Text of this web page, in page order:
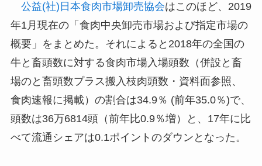
公益(社)日本食肉市場卸売協会はこのほど、2019
年1月現在の「食肉中央卸売市場および指定市場の
概要」をまとめた。それによると2018年の全国の
牛と畜頭数に対する食肉市場入場頭数（併設と畜
場のと畜頭数プラス搬入枝肉頭数・資料面参照、
食肉速報に掲載）の割合は34.9％ (前年35.0％)で、
頭数は36万6814頭（前年比0.9％増）と、17年に比
べて流通シェアは0.1ポイントのダウンとなった。